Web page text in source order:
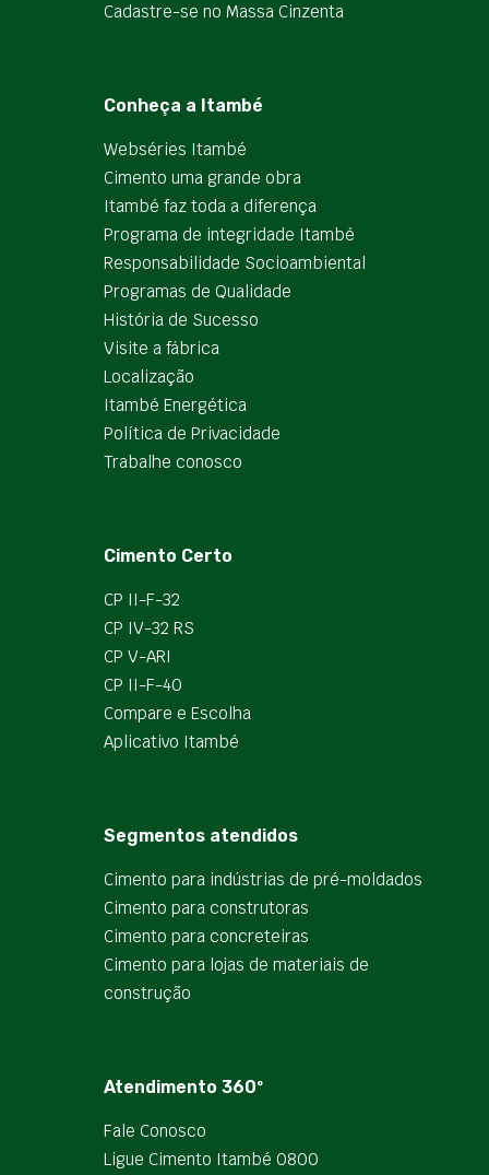
Cadastre-se no Massa Cinzenta
Conheça a Itambé
Webséries Itambé
Cimento uma grande obra
Itambé faz toda a diferença
Programa de integridade Itambé
Responsabilidade Socioambiental
Programas de Qualidade
História de Sucesso
Visite a fábrica
Localização
Itambé Energética
Política de Privacidade
Trabalhe conosco
Cimento Certo
CP II-F-32
CP IV-32 RS
CP V-ARI
CP II-F-40
Compare e Escolha
Aplicativo Itambé
Segmentos atendidos
Cimento para indústrias de pré-moldados
Cimento para construtoras
Cimento para concreteiras
Cimento para lojas de materiais de
construção
Atendimento 360º
Fale Conosco
Ligue Cimento Itambé 0800